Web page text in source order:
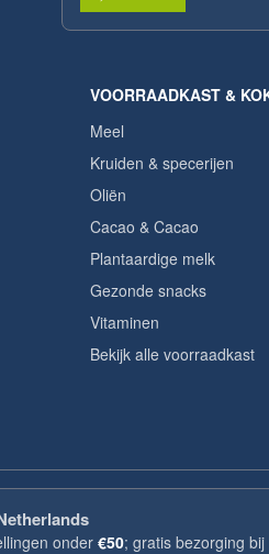
VOORRAADKAST &
Meel
Kruiden & specerijen
Oliën
Cacao & Cacao
Plantaardige melk
Gezonde snacks
Vitaminen
Bekijk alle voorraadkast
onder €50; gratis bezorging